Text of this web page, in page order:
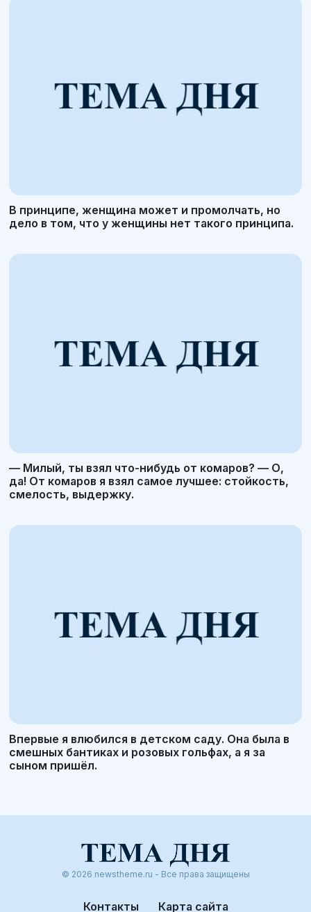
В принципе, женщина может и промолчать, но
дело в том, что у женщины нет такого принципа.
— Милый, ты взял что-нибудь от комаров? — О,
да! От комаров я взял самое лучшее: стойкость,
смелость, выдержку.
Впервые я влюбился в детском саду. Она была в
смешных бантиках и розовых гольфах, а я за
сыном пришёл.
© 2026 newstheme.ru - Все права защищены
Контакты Карта сайта